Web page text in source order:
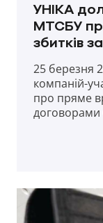
УНІКА
МТСБУ
збитків
25 березня
компаній-
про пряме